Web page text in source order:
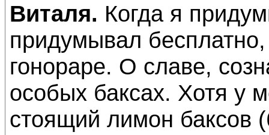
Виталя. Когда я
придумывал
гонораре. О славе,
особых баксах. Хотя у
стоящий лимон баксов